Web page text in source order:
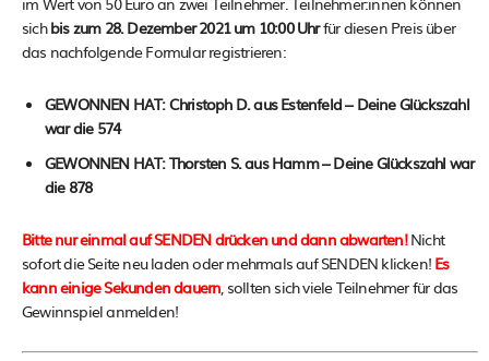
sichbis zum 28. Dezember 2021 um 10:00 Uhrfür diesen Preis über
das nachfolgende Formular registrieren:
GEWONNEN HAT: Christoph D. aus Estenfeld – Deine Glückszahl
war die 574
GEWONNEN HAT: Thorsten S. aus Hamm – Deine Glückszahl war
die 878
Bitte nur einmal auf SENDEN drücken und dann abwarten! Nicht
sofort die Seite neu laden oder mehrmals auf SENDEN klicken! Es
kann einige Sekunden dauern, sollten sich viele Teilnehmer für das
Gewinnspiel anmelden!